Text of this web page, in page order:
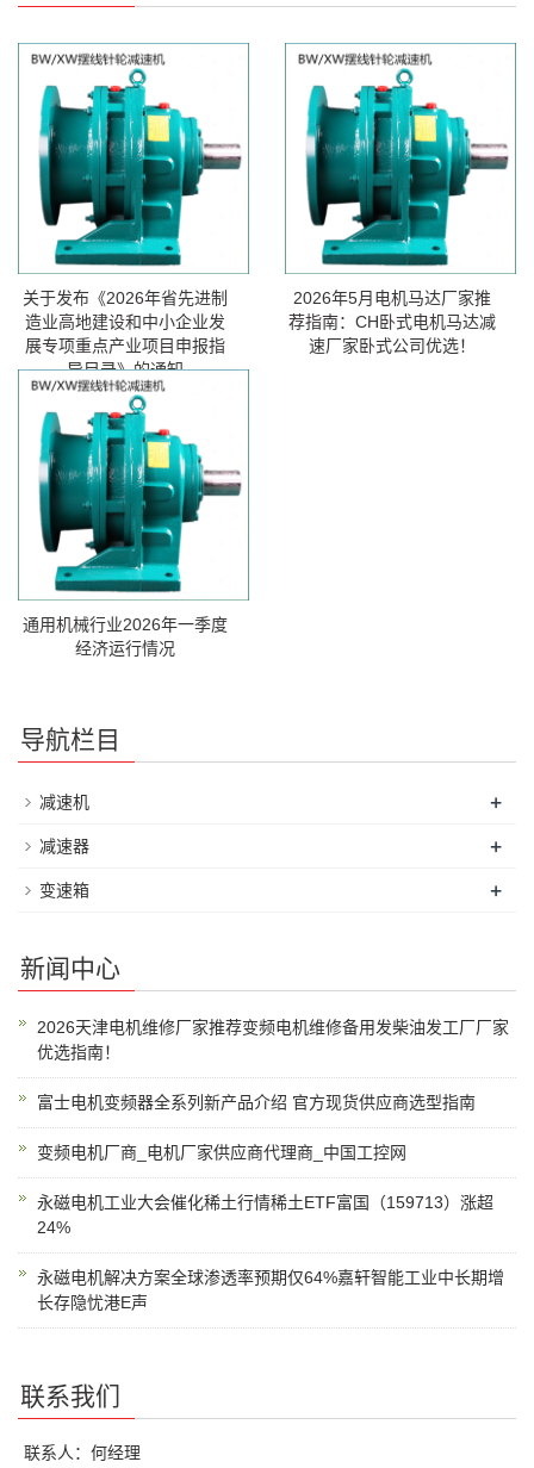
关于发布《2026年省先进制
造业高地建设和中小企业发
展专项重点产业项目申报指
导目录》的通知
2026年5月电机马达厂家推
荐指南：CH卧式电机马达减
速厂家卧式公司优选！
通用机械行业2026年一季度
经济运行情况
导航栏目
减速机 +
减速器 +
变速箱 +
新闻中心
2026天津电机维修厂家推荐变频电机维修备用发柴油发工厂厂家
优选指南！
富士电机变频器全系列新产品介绍 官方现货供应商选型指南
变频电机厂商_电机厂家供应商代理商_中国工控网
永磁电机工业大会催化稀土行情稀土ETF富国（159713）涨超
24%
永磁电机解决方案全球渗透率预期仅64%嘉轩智能工业中长期增
长存隐忧港E声
联系我们
联系人：何经理